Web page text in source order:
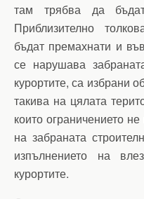
там трябва да
Приблизително
бъдат премахнати и
се нарушава
курортите, са избрани
такива на цялата
които ограничението
на забраната
изпълнението на
курортите.